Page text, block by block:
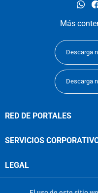
Más
Descarga
Descarga
RED DE PORTALES
SERVICIOS
LEGAL